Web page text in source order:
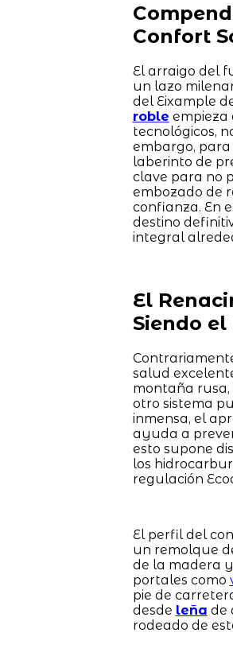
Confort
El arraigo del
un lazo
del Eixample
roble empieza
tecnológicos,
embargo,
laberinto de
clave para no
embozado de
confianza. En
destino
integral
El
Siendo
salud
montaña
otro sistema
inmensa, el
ayuda a
esto supone
los
regulación
El perfil del
un remolque
de la madera
portales como
pie de
desde leña de
rodeado de